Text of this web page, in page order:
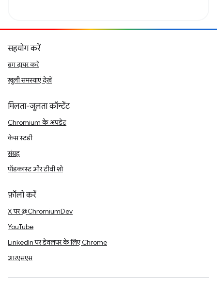
सहयोग करें
बग दायर करें
खुली समस्याएं देखें
मिलता-जुलता कॉन्टेंट
Chromium के अपडेट
केस स्टडी
संग्रह
पॉडकास्ट और टीवी शो
फ़ॉलो करें
X पर @ChromiumDev
YouTube
LinkedIn पर डेवलपर के लिए Chrome
आरएसएस